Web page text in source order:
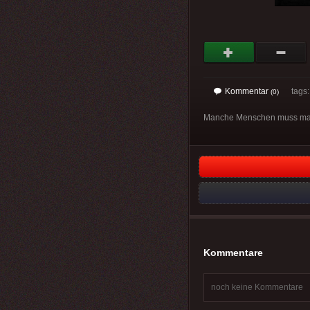
Kommentar (0)
Manche Menschen muss
Kommentare
noch keine Kommentare